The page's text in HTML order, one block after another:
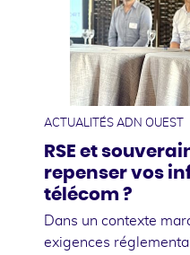
ACTUALITÉS ADN OUEST
RSE et
repenser vos
télécom ?
Dans un contexte
exigences